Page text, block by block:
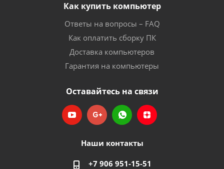
Как купить компьютер
Ответы на вопросы – FAQ
Как оплатить сборку ПК
Доставка компьютеров
Гарантия на компьютеры
Оставайтесь на связи
Наши контакты
+7 906 951-15-51